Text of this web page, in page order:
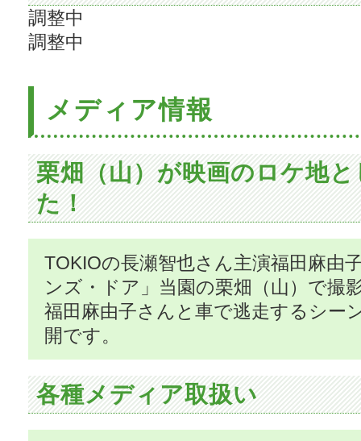
調整中
調整中
メディア情報
栗畑（山）が映画のロケ地
た！
TOKIOの長瀬智也さん主演福田麻由
ンズ・ドア」当園の栗畑（山）で撮
福田麻由子さんと車で逃走するシー
開です。
各種メディア取扱い